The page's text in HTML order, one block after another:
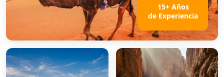
15+ Años
de Experiencia